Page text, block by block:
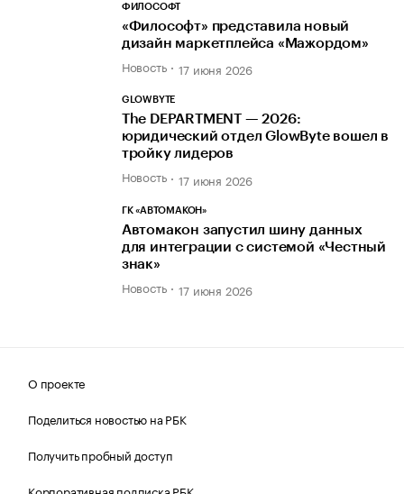
ФИЛОСОФТ
«Философт» представила новый
дизайн маркетплейса «Мажордом»
Новость 17 июня 2026
GLOWBYTE
The DEPARTMENT — 2026:
юридический отдел GlowByte вошел в
тройку лидеров
Новость 17 июня 2026
ГК «АВТОМАКОН»
Автомакон запустил шину данных
для интеграции с системой «Честный
знак»
Новость 17 июня 2026
О проекте
Поделиться новостью на РБК
Получить пробный доступ